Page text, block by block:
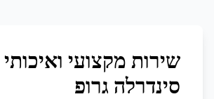
שירות מקצועי
סינדרלה גרופ